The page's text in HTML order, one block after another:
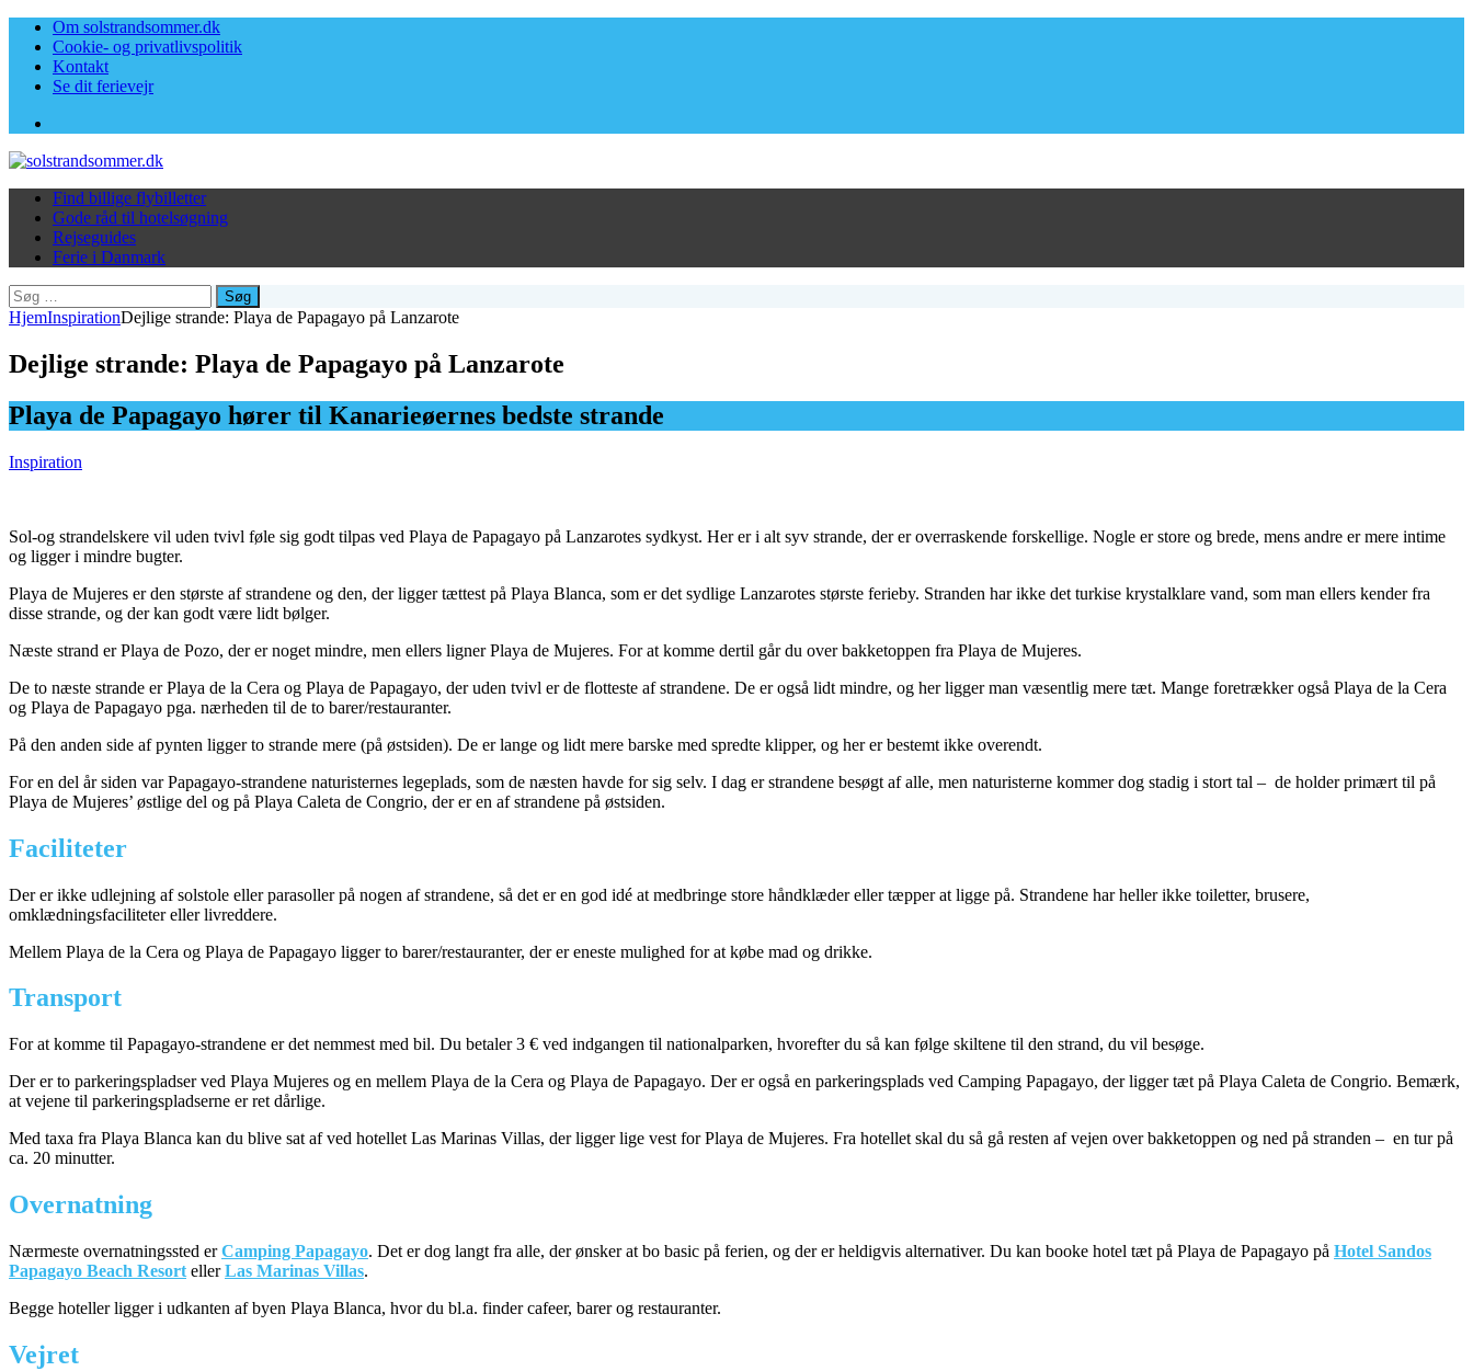
Om solstrandsommer.dk
Cookie- og privatlivspolitik
Kontakt
Se dit ferievejr
Find billige flybilletter
Gode råd til hotelsøgning
Rejseguides
Ferie i Danmark
Søg
efter:
HjemInspirationDejlige strande: Playa de Papagayo på Lanzarote
Dejlige strande: Playa de Papagayo på Lanzarote
Playa de Papagayo hører til Kanarieøernes bedste strande
Inspiration
Sol-og strandelskere vil uden tvivl føle sig godt tilpas ved Playa de Papagayo på Lanzarotes sydkyst. Her er i alt syv strande, der er overraskende forskellige. Nogle er store og brede, mens andre er mere intime
og ligger i mindre bugter.
Playa de Mujeres er den største af strandene og den, der ligger tættest på Playa Blanca, som er det sydlige Lanzarotes største ferieby. Stranden har ikke det turkise krystalklare vand, som man ellers kender fra
disse strande, og der kan godt være lidt bølger.
Næste strand er Playa de Pozo, der er noget mindre, men ellers ligner Playa de Mujeres. For at komme dertil går du over bakketoppen fra Playa de Mujeres.
De to næste strande er Playa de la Cera og Playa de Papagayo, der uden tvivl er de flotteste af strandene. De er også lidt mindre, og her ligger man væsentlig mere tæt. Mange foretrækker også Playa de la Cera
og Playa de Papagayo pga. nærheden til de to barer/restauranter.
På den anden side af pynten ligger to strande mere (på østsiden). De er lange og lidt mere barske med spredte klipper, og her er bestemt ikke overendt.
For en del år siden var Papagayo-strandene naturisternes legeplads, som de næsten havde for sig selv. I dag er strandene besøgt af alle, men naturisterne kommer dog stadig i stort tal – de holder primært til på
Playa de Mujeres’ østlige del og på Playa Caleta de Congrio, der er en af strandene på østsiden.
Faciliteter
Der er ikke udlejning af solstole eller parasoller på nogen af strandene, så det er en god idé at medbringe store håndklæder eller tæpper at ligge på. Strandene har heller ikke toiletter, brusere,
omklædningsfaciliteter eller livreddere.
Mellem Playa de la Cera og Playa de Papagayo ligger to barer/restauranter, der er eneste mulighed for at købe mad og drikke.
Transport
For at komme til Papagayo-strandene er det nemmest med bil. Du betaler 3 € ved indgangen til nationalparken, hvorefter du så kan følge skiltene til den strand, du vil besøge.
Der er to parkeringspladser ved Playa Mujeres og en mellem Playa de la Cera og Playa de Papagayo. Der er også en parkeringsplads ved Camping Papagayo, der ligger tæt på Playa Caleta de Congrio. Bemærk,
at vejene til parkeringspladserne er ret dårlige.
Med taxa fra Playa Blanca kan du blive sat af ved hotellet Las Marinas Villas, der ligger lige vest for Playa de Mujeres. Fra hotellet skal du så gå resten af vejen over bakketoppen og ned på stranden – en tur på
ca. 20 minutter.
Overnatning
Nærmeste overnatningssted erCamping Papagayo. Det er dog langt fra alle, der ønsker at bo basic på ferien, og der er heldigvis alternativer. Du kan booke hotel tæt på Playa de Papagayo på Hotel Sandos
Papagayo Beach Resort ellerLas Marinas Villas.
Begge hoteller ligger i udkanten af byen Playa Blanca, hvor du bl.a. finder cafeer, barer og restauranter.
Vejret